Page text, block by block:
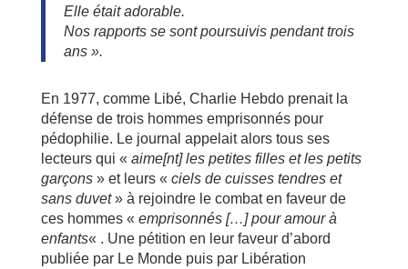
Elle était adorable.
Nos rapports se sont poursuivis pendant trois
ans ».
En 1977, comme Libé, Charlie Hebdo prenait la
défense de trois hommes emprisonnés pour
pédophilie. Le journal appelait alors tous ses
lecteurs qui « aime[nt] les petites filles et les petits
garçons» et leurs « ciels de cuisses tendres et
sans duvet» à rejoindre le combat en faveur de
ces hommes « emprisonnés […] pour amour à
enfants« . Une pétition en leur faveur d’abord
publiée par Le Monde puis par Libération